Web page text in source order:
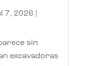
7, 2026
sin
excavadoras